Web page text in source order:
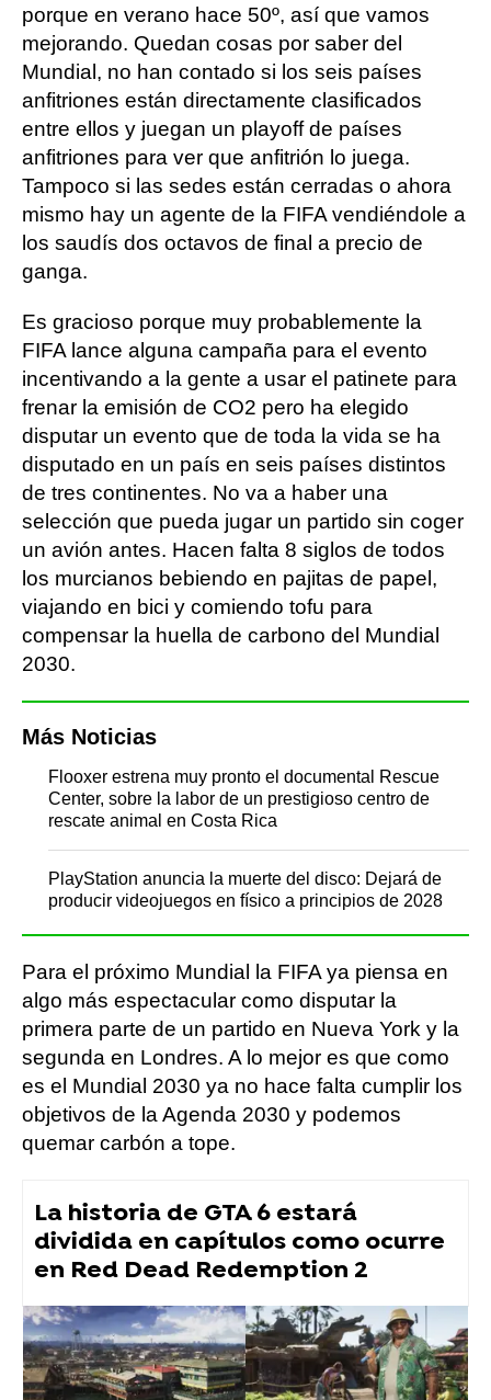
porque en verano hace 50º, así que vamos
mejorando. Quedan cosas por saber del
Mundial, no han contado si los seis países
anfitriones están directamente clasificados
entre ellos y juegan un playoff de países
anfitriones para ver que anfitrión lo juega.
Tampoco si las sedes están cerradas o ahora
mismo hay un agente de la FIFA vendiéndole a
los saudís dos octavos de final a precio de
ganga.
Es gracioso porque muy probablemente la
FIFA lance alguna campaña para el evento
incentivando a la gente a usar el patinete para
frenar la emisión de CO2 pero ha elegido
disputar un evento que de toda la vida se ha
disputado en un país en seis países distintos
de tres continentes. No va a haber una
selección que pueda jugar un partido sin coger
un avión antes. Hacen falta 8 siglos de todos
los murcianos bebiendo en pajitas de papel,
viajando en bici y comiendo tofu para
compensar la huella de carbono del Mundial
2030.
Más Noticias
Flooxer estrena muy pronto el documental Rescue
Center, sobre la labor de un prestigioso centro de
rescate animal en Costa Rica
PlayStation anuncia la muerte del disco: Dejará de
producir videojuegos en físico a principios de 2028
Para el próximo Mundial la FIFA ya piensa en
algo más espectacular como disputar la
primera parte de un partido en Nueva York y la
segunda en Londres. A lo mejor es que como
es el Mundial 2030 ya no hace falta cumplir los
objetivos de la Agenda 2030 y podemos
quemar carbón a tope.
La historia de GTA 6 estará
dividida en capítulos como ocurre
en Red Dead Redemption 2
Flooxer Now » Noticias